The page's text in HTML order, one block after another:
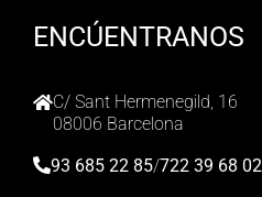
ENCÚENTRANOS
C/ Sant Hermenegild, 16
08006 Barcelona
93 685 22 85/722 39 68 02